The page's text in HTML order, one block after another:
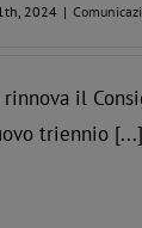
2024 |
il
triennio [...]